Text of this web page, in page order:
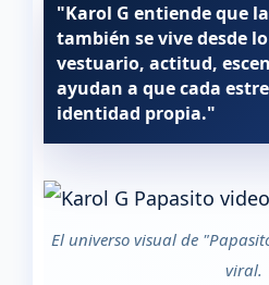
"Karol G entiende que
también se vive desde
vestuario, actitud,
ayudan a que cada
identidad propia."
El universo visual de
viral.